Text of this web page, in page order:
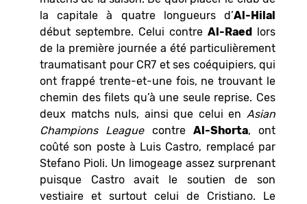
la capitale à quatre longueurs d’Al-Hilal
début septembre. Celui contre Al-Raed lors
de la première journée a été particulièrement
traumatisant pour CR7 et ses coéquipiers, qui
ont frappé trente-et-une fois, ne trouvant le
chemin des filets qu’à une seule reprise. Ces
deux matchs nuls, ainsi que celui en Asian
Champions League contre Al-Shorta, ont
coûté son poste à Luis Castro, remplacé par
Stefano Pioli. Un limogeage assez surprenant
puisque Castro avait le soutien de son
vestiaire et surtout celui de Cristiano. Le